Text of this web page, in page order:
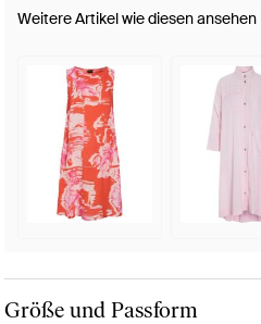
Weitere Artikel wie diesen ansehen
Größe und Passform